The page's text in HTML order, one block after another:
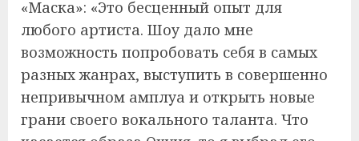
«Маска»: «Это бесценный опыт для
любого артиста. Шоу дало мне
возможность попробовать себя в самых
разных жанрах, выступить в совершенно
непривычном амплуа и открыть новые
грани своего вокального таланта. Что